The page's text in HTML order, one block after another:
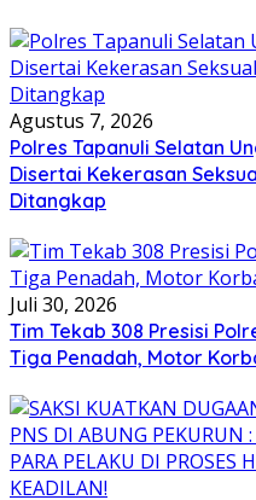
Agustus 7, 2026
Polres Tapanuli Selatan
Disertai Kekerasan
Ditangkap
Juli 30, 2026
Tim Tekab 308 Presisi
Tiga Penadah, Motor